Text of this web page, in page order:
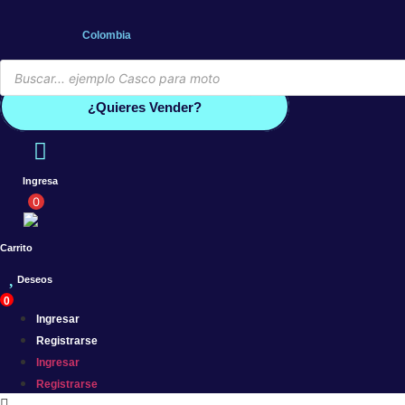
Colombia
Búsqueda
de
productos
¿Quieres Vender?
Ingresa
0
Carrito
Deseos
0
Ingresar
Registrarse
Ingresar
Registrarse